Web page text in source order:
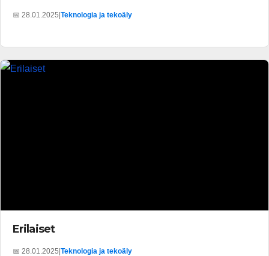
📅 28.01.2025 Teknologia ja tekoäly
Erilaiset
📅 28.01.2025|Teknologia ja tekoäly